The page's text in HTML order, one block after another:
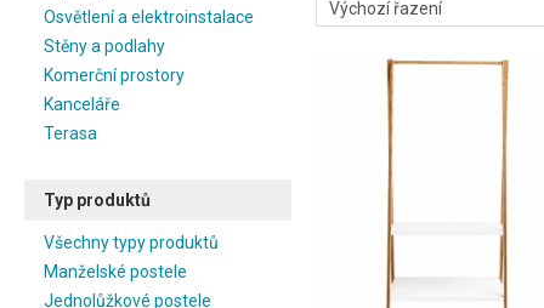
Osvětlení a elektroinstalace
Stěny a podlahy
Komerční prostory
Kanceláře
Terasa
Typ produktů
Všechny typy produktů
Manželské postele
Jednolůžkové postele